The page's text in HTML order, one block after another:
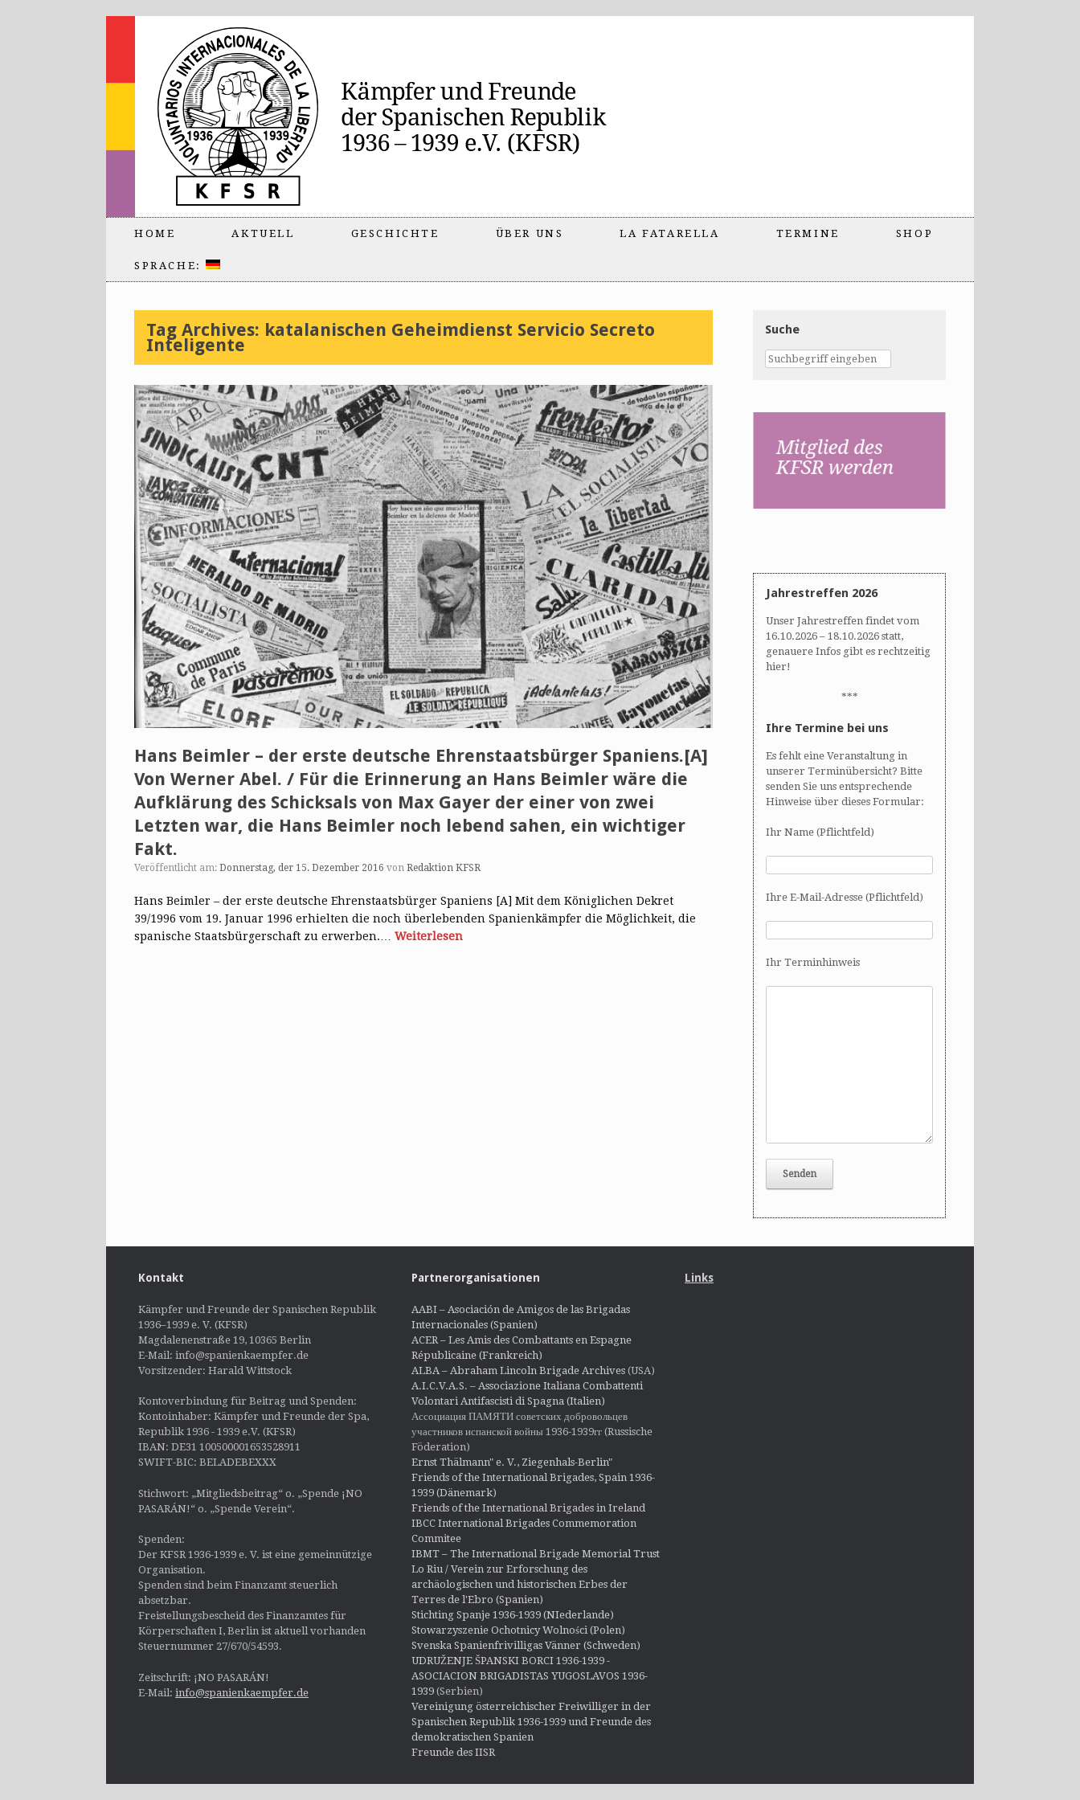
HOME AKTUELL GESCHICHTE ÜBER UNS LA FATARELLA TERMINE SHOP
SPRACHE:
Tag Archives: katalanischen Geheimdienst Servicio Secreto
Inteligente
Hans Beimler – der erste deutsche Ehrenstaatsbürger Spaniens.[A]
Von Werner Abel. / Für die Erinnerung an Hans Beimler wäre die
Aufklärung des Schicksals von Max Gayer der einer von zwei
Letzten war, die Hans Beimler noch lebend sahen, ein wichtiger
Fakt.
Veröffentlicht am: Donnerstag, der 15. Dezember 2016 von Redaktion KFSR
Hans Beimler – der erste deutsche Ehrenstaatsbürger Spaniens [A] Mit dem Königlichen Dekret
39/1996 vom 19. Januar 1996 erhielten die noch überlebenden Spanienkämpfer die Möglichkeit, die
spanische Staatsbürgerschaft zu erwerben.… Weiterlesen
Suche
Jahrestreffen 2026
Unser Jahrestreffen findet vom
16.10.2026 – 18.10.2026 statt,
genauere Infos gibt es rechtzeitig
hier!
***
Ihre Termine bei uns
Es fehlt eine Veranstaltung in
unserer Terminübersicht? Bitte
senden Sie uns entsprechende
Hinweise über dieses Formular:
Ihr Name (Pflichtfeld)
Ihre E-Mail-Adresse (Pflichtfeld)
Ihr Terminhinweis
Kontakt
Kämpfer und Freunde der Spanischen Republik
1936–1939 e. V. (KFSR)
Magdalenenstraße 19, 10365 Berlin
E-Mail: info@spanienkaempfer.de
Vorsitzender: Harald Wittstock
Kontoverbindung für Beitrag und Spenden:
Kontoinhaber: Kämpfer und Freunde der Spa,
Republik 1936 - 1939 e.V. (KFSR)
IBAN: DE31 100500001653528911
SWIFT-BIC: BELADEBEXXX
Stichwort: „Mitgliedsbeitrag“ o. „Spende ¡NO
PASARÁN!“ o. „Spende Verein“.
Spenden:
Der KFSR 1936-1939 e. V. ist eine gemeinnützige
Organisation.
Spenden sind beim Finanzamt steuerlich
absetzbar.
Freistellungsbescheid des Finanzamtes für
Körperschaften I, Berlin ist aktuell vorhanden
Steuernummer 27/670/54593.
Zeitschrift: ¡NO PASARÁN!
E-Mail: info@spanienkaempfer.de
Partnerorganisationen
AABI – Asociación de Amigos de las Brigadas
Internacionales (Spanien)
ACER – Les Amis des Combattants en Espagne
Républicaine (Frankreich)
ALBA – Abraham Lincoln Brigade Archives(USA)
A.I.C.V.A.S. – Associazione Italiana Combattenti
Volontari Antifascisti di Spagna (Italien)
Ассоциация ПАМЯТИ советских добровольцев
участников испанской войны 1936-1939гг (Russische
Föderation)
Ernst Thälmann" e. V., Ziegenhals-Berlin"
Friends of the International Brigades, Spain 1936-
1939 (Dänemark)
Friends of the International Brigades in Ireland
IBCC International Brigades Commemoration
Commitee
IBMT – The International Brigade Memorial Trust
Lo Riu / Verein zur Erforschung des
archäologischen und historischen Erbes der
Terres de l'Ebro (Spanien)
Stichting Spanje 1936-1939 (NIederlande)
Stowarzyszenie Ochotnicy Wolności (Polen)
Svenska Spanienfrivilligas Vänner (Schweden)
UDRUŽENJE ŠPANSKI BORCI 1936-1939 -
ASOCIACION BRIGADISTAS YUGOSLAVOS 1936-
1939(Serbien)
Vereinigung österreichischer Freiwilliger in der
Spanischen Republik 1936-1939 und Freunde des
demokratischen Spanien
Freunde des IISR
Links